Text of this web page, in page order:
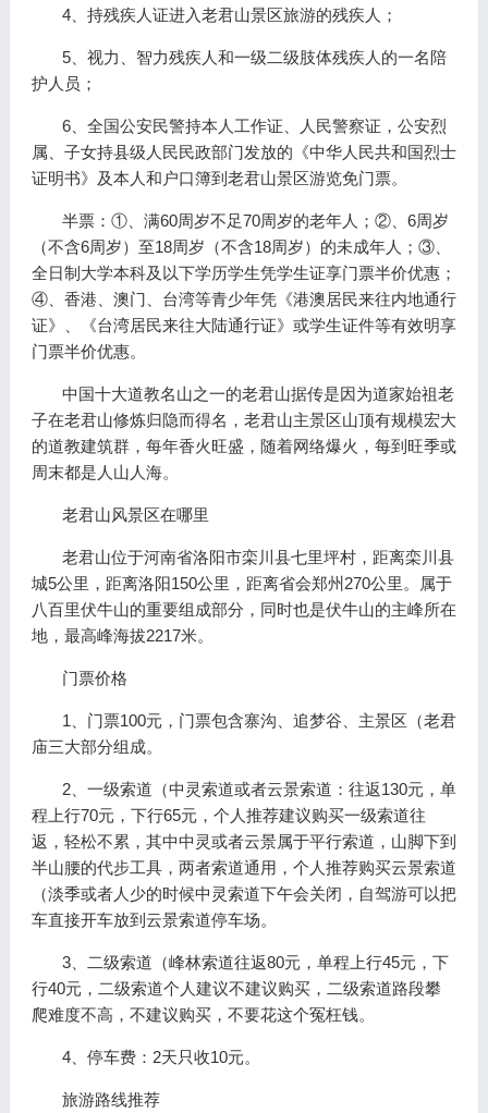
4、持残疾人证进入老君山景区旅游的残疾人；
5、视力、智力残疾人和一级二级肢体残疾人的一名陪
护人员；
6、全国公安民警持本人工作证、人民警察证，公安烈
属、子女持县级人民民政部门发放的《中华人民共和国烈士
证明书》及本人和户口簿到老君山景区游览免门票。
半票：①、满60周岁不足70周岁的老年人；②、6周岁
（不含6周岁）至18周岁（不含18周岁）的未成年人；③、
全日制大学本科及以下学历学生凭学生证享门票半价优惠；
④、香港、澳门、台湾等青少年凭《港澳居民来往内地通行
证》、《台湾居民来往大陆通行证》或学生证件等有效明享
门票半价优惠。
中国十大道教名山之一的老君山据传是因为道家始祖老
子在老君山修炼归隐而得名，老君山主景区山顶有规模宏大
的道教建筑群，每年香火旺盛，随着网络爆火，每到旺季或
周末都是人山人海。
老君山风景区在哪里
老君山位于河南省洛阳市栾川县七里坪村，距离栾川县
城5公里，距离洛阳150公里，距离省会郑州270公里。属于
八百里伏牛山的重要组成部分，同时也是伏牛山的主峰所在
地，最高峰海拔2217米。
门票价格
1、门票100元，门票包含寨沟、追梦谷、主景区（老君
庙三大部分组成。
2、一级索道（中灵索道或者云景索道：往返130元，单
程上行70元，下行65元，个人推荐建议购买一级索道往
返，轻松不累，其中中灵或者云景属于平行索道，山脚下到
半山腰的代步工具，两者索道通用，个人推荐购买云景索道
（淡季或者人少的时候中灵索道下午会关闭，自驾游可以把
车直接开车放到云景索道停车场。
3、二级索道（峰林索道往返80元，单程上行45元，下
行40元，二级索道个人建议不建议购买，二级索道路段攀
爬难度不高，不建议购买，不要花这个冤枉钱。
4、停车费：2天只收10元。
旅游路线推荐